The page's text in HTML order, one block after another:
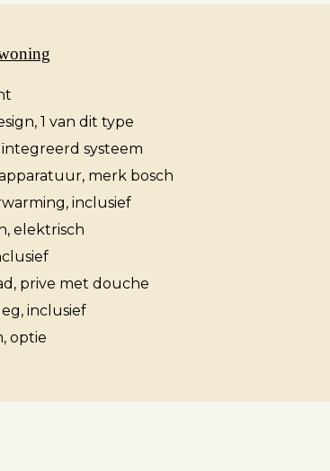
Over ons
Contact
1 van dit type
systeem
merk bosch
inclusief
elektrisch
prive met douche
inclusief
optie